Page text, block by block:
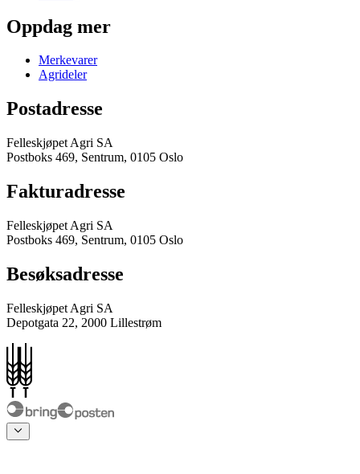
Oppdag mer
Merkevarer
Agrideler
Postadresse
Felleskjøpet Agri SA
Postboks 469, Sentrum, 0105 Oslo
Fakturadresse
Felleskjøpet Agri SA
Postboks 469, Sentrum, 0105 Oslo
Besøksadresse
Felleskjøpet Agri SA
Depotgata 22, 2000 Lillestrøm